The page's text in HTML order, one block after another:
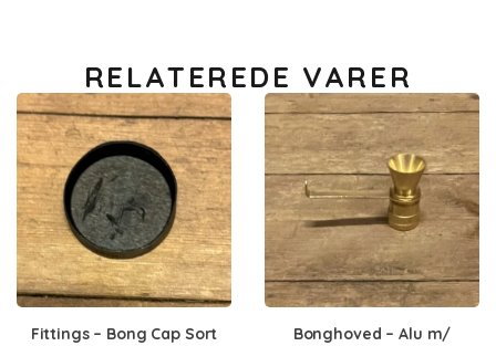
RELATEREDE VARER
Fittings – Bong Cap Sort
Bonghoved – Alu m/